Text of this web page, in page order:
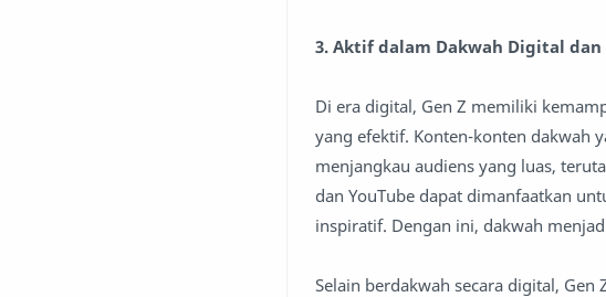
3. Aktif dalam Dakwah Digital dan
Di era digital, Gen Z memiliki
yang efektif. Konten-konten dakwah
menjangkau audiens yang luas,
dan YouTube dapat dimanfaatkan
inspiratif. Dengan ini, dakwah
Selain berdakwah secara digital,